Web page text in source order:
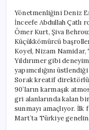
Yönetmenliğini Deniz
İnceefe Abdullah Çatlı
Ömer Kurt, Şiva
Küçükkömürcü
Koyel, Nizam Namidar,
Yıldırımer gibi
yapımcılığını
Sorak kreatif
90’ların karmaşık
gri alanlarında kalan
sunmayı amaçlıyor. İlk
Mart’ta Türkiye